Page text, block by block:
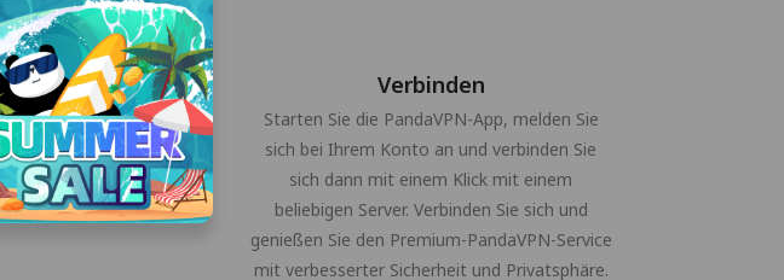
Download", um
und
installieren.
Verbinden
Starten Sie die PandaVPN-App, melden Sie
sich bei Ihrem Konto an und verbinden Sie
sich dann mit einem Klick mit einem
beliebigen Server. Verbinden Sie sich und
genießen Sie den Premium-PandaVPN-Service
mit verbesserter Sicherheit und Privatsphäre.